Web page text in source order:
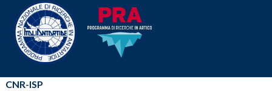
CNR-ISP